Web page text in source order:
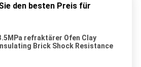
den besten Preis für
refraktärer Ofen Clay
Insulating Brick Shock Resistance